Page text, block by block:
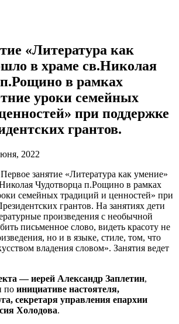
«Литература как
в храме св.Николая
в рамках
уроки семейных
при поддержке
грантов.
2022
занятие «Литература как умение»
Чудотворца п.Рощино в рамках
семейных традиций и ценностей» при
грантов. На занятиях дети
произведения с необычной
письменное слово, видеть красоту не
но и в языке, стиле, том, что
владения словом». Занятия ведет
— иерей Александр Заплетин,
по инициативе настоятеля,
секретаря управления епархии
Холодова.